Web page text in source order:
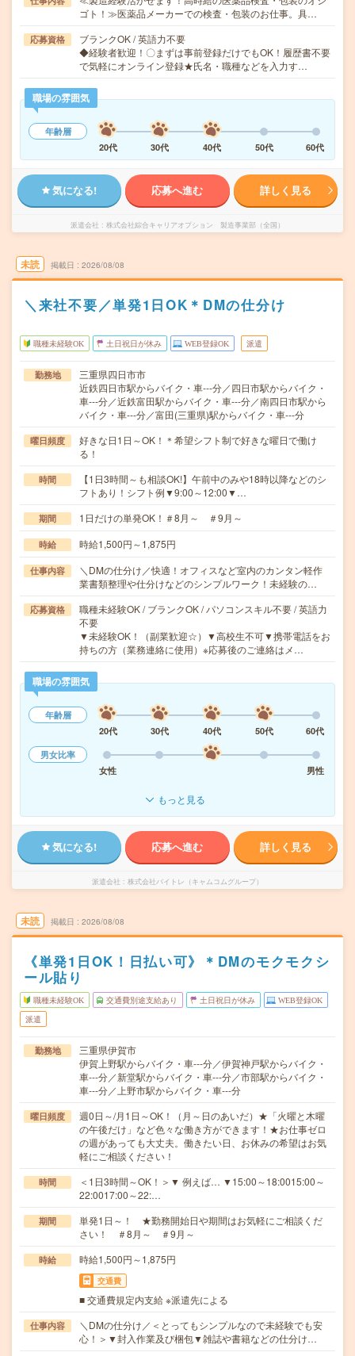
ゴト！≫医薬品メーカーでの検査・包装のお仕事。具…
応募資格
ブランクOK / 英語力不要
◆経験者歓迎！〇まずは事前登録だけでもOK！履歴書不要
で気軽にオンライン登録★氏名・職種などを入力す…
職場の雰囲気
年齢層
20代
30代 40代 50代 60代
気になる! 応募へ進む 詳しく見る
派遣会社 株式会社綜合キャリアオプション 製造事業部（全国）
未読 掲載日 2026/08/08
＼来社不要／単発1日OK＊DMの仕分け
職種未経験OK 土日祝日が休み WEB登録OK 派遣
勤務地
三重県四日市市
近鉄四日市駅からバイク・車---分／四日市駅からバイク・
車---分／近鉄富田駅からバイク・車---分／南四日市駅から
バイク・車---分／富田(三重県)駅からバイク・車---分
曜日頻度
好きな日1日～OK！＊希望シフト制で好きな曜日で働け
る！
時間
【1日3時間～も相談OK!】午前中のみや18時以降などのシ
フトあり！シフト例▼9:00～12:00▼…
期間 1日だけの単発OK！＃8月～ ＃9月～
時給 時給1,500円～1,875円
仕事内容
＼DMの仕分け／快適！オフィスなど室内のカンタン軽作
業書類整理や仕分けなどのシンプルワーク！未経験の…
応募資格
職種未経験OK / ブランクOK / パソコンスキル不要 / 英語力
不要
▼未経験OK！（副業歓迎☆）▼高校生不可▼携帯電話をお
持ちの方（業務連絡に使用）※応募後のご連絡はメ…
職場の雰囲気
年齢層
20代
30代 40代 50代
60代
男女比率
女性
男性
もっと見る
気になる! 応募へ進む 詳しく見る
派遣会社 株式会社バイトレ（キャムコムグループ）
未読 掲載日 2026/08/08
《単発1日OK！日払い可》＊DMのモクモクシ
ール貼り
職種未経験OK 交通費別途支給あり 土日祝日が休み WEB登録OK
派遣
勤務地
三重県伊賀市
伊賀上野駅からバイク・車---分／伊賀神戸駅からバイク・
車---分／新堂駅からバイク・車---分／市部駅からバイク・
車---分／上野市駅からバイク・車---分
曜日頻度
週0日～/月1日～OK！（月～日のあいだ）★「火曜と木曜
の午後だけ」など色々な働き方ができます！★お仕事ゼロ
の週があっても大丈夫。働きたい日、お休みの希望はお気
軽にご相談ください！
時間
＜1日3時間～OK！＞▼ 例えば… ▼15:00～18:0015:00～
22:0017:00～22:…
期間
単発1日～！ ★勤務開始日や期間はお気軽にご相談くだ
さい！ ＃8月～ ＃9月～
時給 時給1,500円～1,875円
交通費
■ 交通費規定内支給 ※派遣先による
仕事内容
＼DMの仕分け／＜とってもシンプルなので未経験でも安
心！＞▼封入作業及び梱包▼雑誌や書籍などの仕分け…